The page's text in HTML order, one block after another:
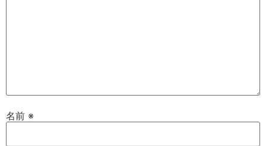
名前 ※